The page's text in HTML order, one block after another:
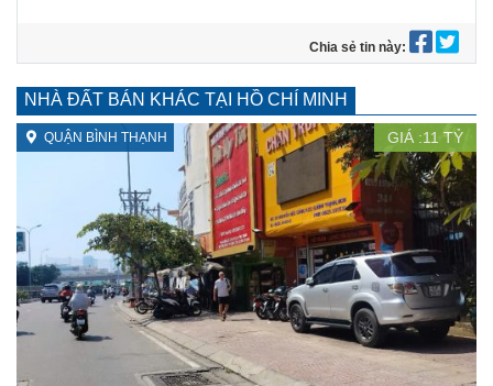
Chia sẻ tin này:
NHÀ ĐẤT BÁN KHÁC TẠI HỒ CHÍ MINH
QUẬN BÌNH THẠNH GIÁ :11 TỶ